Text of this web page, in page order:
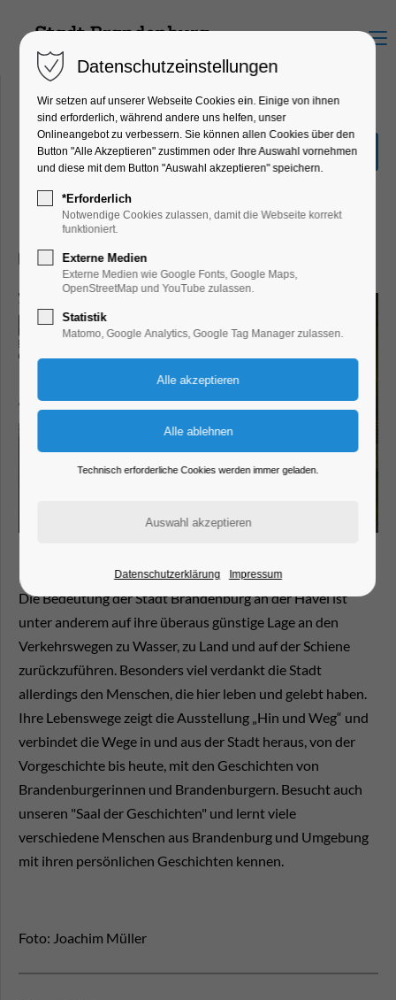
Menu
Sonderausstellung "Hin &
Weg"
Ausstellung, Kinder, Jugend, Kunst,
Mitmach-Aktion
21.03.2026, 13:00–17:00
Die Bedeutung der Stadt Brandenburg an der Havel ist
unter anderem auf ihre überaus günstige Lage an den
Verkehrswegen zu Wasser, zu Land und auf der Schiene
zurückzuführen. Besonders viel verdankt die Stadt
allerdings den Menschen, die hier leben und gelebt haben.
Ihre Lebenswege zeigt die Ausstellung „Hin und Weg“ und
verbindet die Wege in und aus der Stadt heraus, von der
Vorgeschichte bis heute, mit den Geschichten von
Brandenburgerinnen und Brandenburgern. Besucht auch
unseren "Saal der Geschichten" und lernt viele
verschiedene Menschen aus Brandenburg und Umgebung
mit ihren persönlichen Geschichten kennen.
Foto: Joachim Müller
Datenschutzeinstellungen
Wir setzen auf unserer Webseite Cookies ein. Einige von ihnen
sind erforderlich, während andere uns helfen, unser
Onlineangebot zu verbessern. Sie können allen Cookies über den
Button "Alle Akzeptieren" zustimmen oder Ihre Auswahl vornehmen
und diese mit dem Button "Auswahl akzeptieren" speichern.
*Erforderlich
Notwendige Cookies zulassen, damit die Webseite korrekt
funktioniert.
Externe Medien
Externe Medien wie Google Fonts, Google Maps,
OpenStreetMap und YouTube zulassen.
Statistik
Matomo, Google Analytics, Google Tag Manager zulassen.
Technisch erforderliche Cookies werden immer geladen.
Datenschutzerklärung Impressum